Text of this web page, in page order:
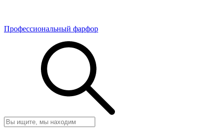
Профессиональный фарфор